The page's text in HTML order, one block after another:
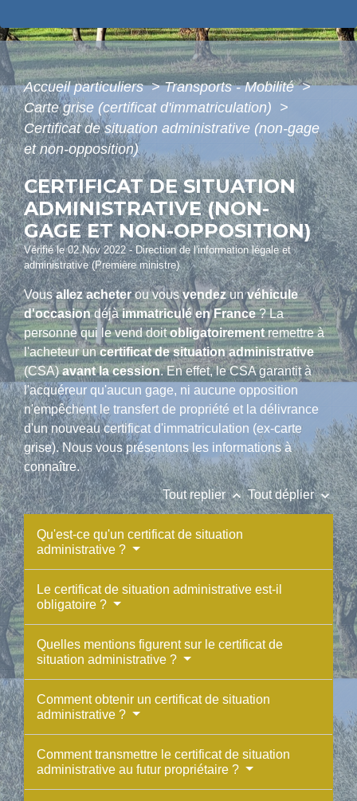
Accueil particuliers> Transports - Mobilité>
Carte grise (certificat d'immatriculation) >
Certificat de situation administrative (non-gage
et non-opposition)
CERTIFICAT DE SITUATION
ADMINISTRATIVE (NON-
GAGE ET NON-OPPOSITION)
Vérifié le 02 Nov 2022 - Direction de l'information légale et
administrative (Première ministre)
Vousallez acheterou vousvendezunvéhicule
d'occasiondéjàimmatriculé en France? La
personne qui le vend doitobligatoirementremettre à
l'acheteur uncertificat de situation administrative
(CSA)avant la cession. En effet, le CSA garantit à
l'acquéreur qu'aucun gage, ni aucune opposition
n'empêchent le transfert de propriété et la délivrance
d'un nouveau certificat d'immatriculation (ex-carte
grise). Nous vous présentons les informations à
connaître.
Tout replierkeyboard_arrow_up Tout déplierkeyboard_arrow_down
Qu'est-ce qu'un certificat de situation
administrative ?
Le certificat de situation administrative est-il
obligatoire ?
Quelles mentions figurent sur le certificat de
situation administrative ?
Comment obtenir un certificat de situation
administrative ?
Comment transmettre le certificat de situation
administrative au futur propriétaire ?